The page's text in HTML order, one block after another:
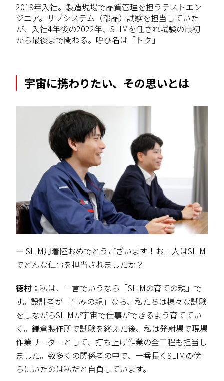
2019年入社。製造現場で品質管理を担うテストエン
ジニア。サブシステム（部品）試験を担当していた
が、入社4年後の2022年、SLIMを任され試験の最初
から最後まで関わる。呼び名は「トク」
宇宙に携わりたい、その思いとは
― SLIM月着陸おめでとうございます！お二人はSLIM
でどんな仕事を担当されましたか？
徳村： 私は、一言でいうなら「SLIMの育ての親」で
す。設計者が「生みの親」なら、私たちは様々な試験
をしながらSLIMが宇宙で仕事ができるよう育ててい
く。鎌倉製作所で試験を終えた後、私は発射場で現場
作業リーダーとして、打ち上げ作業の全工程も担当し
ました。数多くの関係者の中で、一番長くSLIMの傍
らにいたのは私だと自負しています。